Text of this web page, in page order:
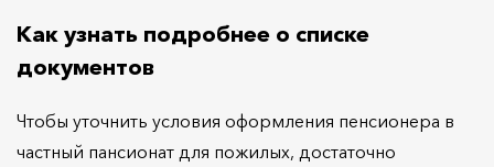
Как узнать подробнее о списке
документов
Чтобы уточнить условия оформления пенсионера в
частный пансионат для пожилых, достаточно